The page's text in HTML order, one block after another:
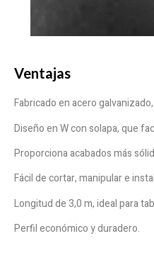
Ventajas
Fabricado en acero
Diseño en W con solapa, que
Proporciona acabados más
Fácil de cortar, manipular e
Longitud de 3,0 m, ideal para
Perfil económico y duradero.